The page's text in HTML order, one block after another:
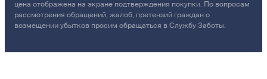
цена отображена на экране подтверждения покупки. По вопросам
рассмотрения обращений, жалоб, претензий граждан о
возмещении убытков просим обращаться в Службу Заботы.